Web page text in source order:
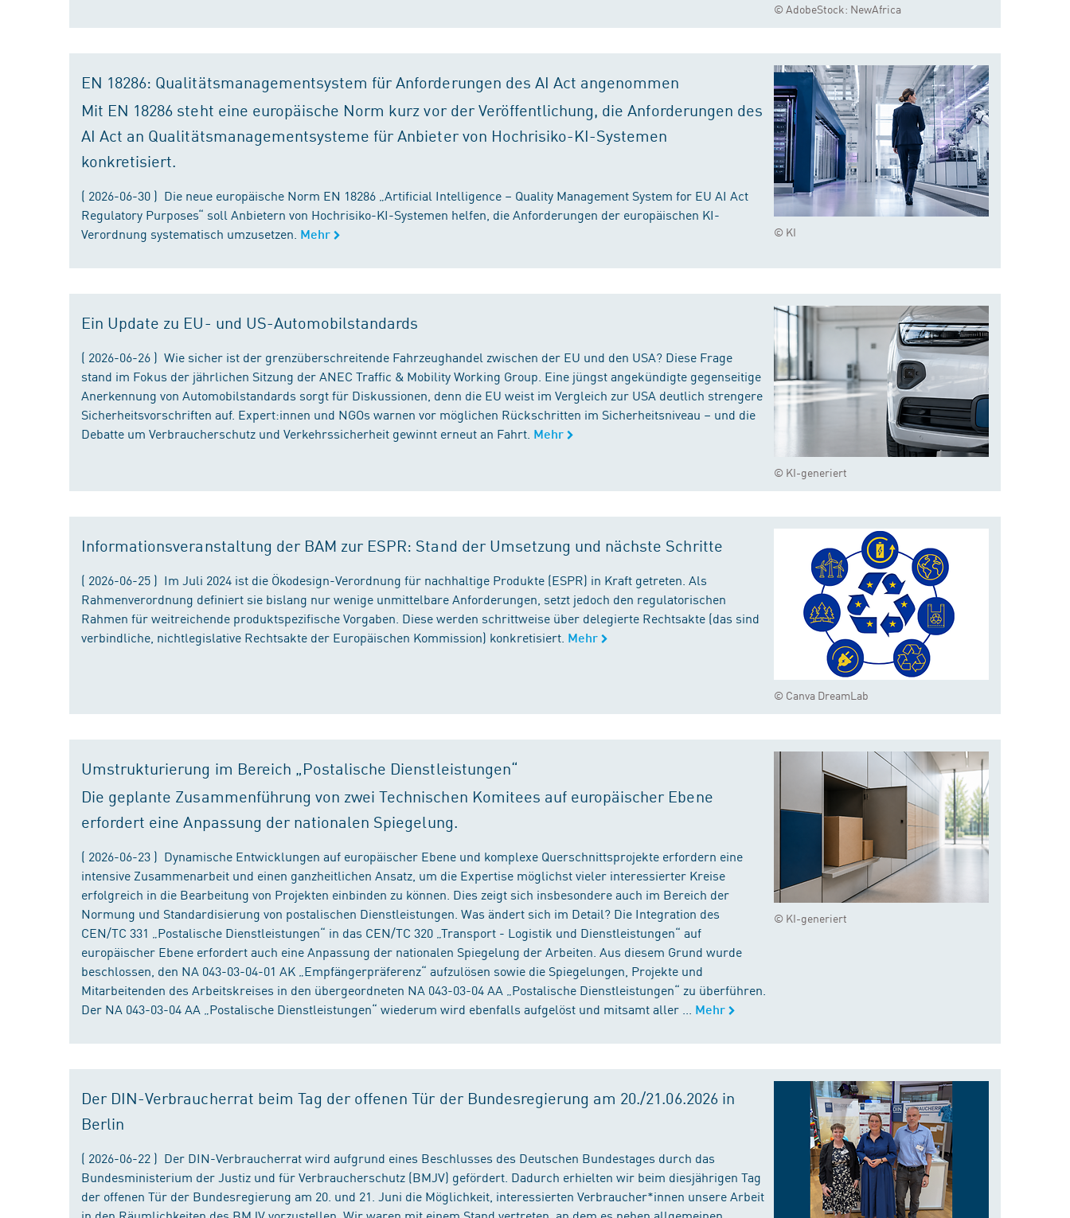
© AdobeStock: NewAfrica
© KI
EN 18286: Qualitätsmanagementsystem für Anforderungen des AI Act angenommen
Mit EN 18286 steht eine europäische Norm kurz vor der Veröffentlichung, die Anforderungen des
AI Act an Qualitätsmanagementsysteme für Anbieter von Hochrisiko-KI-Systemen
konkretisiert.
( 2026-06-30 ) Die neue europäische Norm EN 18286 „Artificial Intelligence – Quality Management System for EU AI Act
Regulatory Purposes“ soll Anbietern von Hochrisiko-KI-Systemen helfen, die Anforderungen der europäischen KI-
Verordnung systematisch umzusetzen. Mehr
© KI-generiert
Ein Update zu EU- und US-Automobilstandards
( 2026-06-26 ) Wie sicher ist der grenzüberschreitende Fahrzeughandel zwischen der EU und den USA? Diese Frage
stand im Fokus der jährlichen Sitzung der ANEC Traffic & Mobility Working Group. Eine jüngst angekündigte gegenseitige
Anerkennung von Automobilstandards sorgt für Diskussionen, denn die EU weist im Vergleich zur USA deutlich strengere
Sicherheitsvorschriften auf. Expert:innen und NGOs warnen vor möglichen Rückschritten im Sicherheitsniveau – und die
Debatte um Verbraucherschutz und Verkehrssicherheit gewinnt erneut an Fahrt. Mehr
© Canva DreamLab
Informationsveranstaltung der BAM zur ESPR: Stand der Umsetzung und nächste Schritte
( 2026-06-25 ) Im Juli 2024 ist die Ökodesign-Verordnung für nachhaltige Produkte (ESPR) in Kraft getreten. Als
Rahmenverordnung definiert sie bislang nur wenige unmittelbare Anforderungen, setzt jedoch den regulatorischen
Rahmen für weitreichende produktspezifische Vorgaben. Diese werden schrittweise über delegierte Rechtsakte (das sind
verbindliche, nichtlegislative Rechtsakte der Europäischen Kommission) konkretisiert. Mehr
© KI-generiert
Umstrukturierung im Bereich „Postalische Dienstleistungen“
Die geplante Zusammenführung von zwei Technischen Komitees auf europäischer Ebene
erfordert eine Anpassung der nationalen Spiegelung.
( 2026-06-23 ) Dynamische Entwicklungen auf europäischer Ebene und komplexe Querschnittsprojekte erfordern eine
intensive Zusammenarbeit und einen ganzheitlichen Ansatz, um die Expertise möglichst vieler interessierter Kreise
erfolgreich in die Bearbeitung von Projekten einbinden zu können. Dies zeigt sich insbesondere auch im Bereich der
Normung und Standardisierung von postalischen Dienstleistungen. Was ändert sich im Detail? Die Integration des
CEN/TC 331 „Postalische Dienstleistungen“ in das CEN/TC 320 „Transport - Logistik und Dienstleistungen“ auf
europäischer Ebene erfordert auch eine Anpassung der nationalen Spiegelung der Arbeiten. Aus diesem Grund wurde
beschlossen, den NA 043-03-04-01 AK „Empfängerpräferenz“ aufzulösen sowie die Spiegelungen, Projekte und
Mitarbeitenden des Arbeitskreises in den übergeordneten NA 043-03-04 AA „Postalische Dienstleistungen“ zu überführen.
Der NA 043-03-04 AA „Postalische Dienstleistungen“ wiederum wird ebenfalls aufgelöst und mitsamt aller ...
Mehr
Der DIN-Verbraucherrat beim Tag der offenen Tür der Bundesregierung am 20./21.06.2026 in
Berlin
( 2026-06-22 ) Der DIN-Verbraucherrat wird aufgrund eines Beschlusses des Deutschen Bundestages durch das
Bundesministerium der Justiz und für Verbraucherschutz (BMJV) gefördert. Dadurch erhielten wir beim diesjährigen Tag
der offenen Tür der Bundesregierung am 20. und 21. Juni die Möglichkeit, interessierten Verbraucher*innen unsere Arbeit